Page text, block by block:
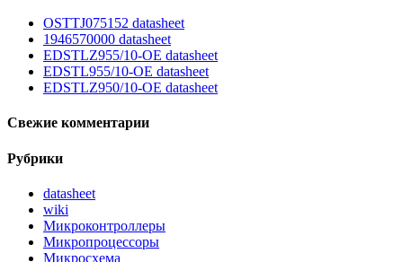
OSTTJ075152 datasheet
1946570000 datasheet
EDSTLZ955/10-OE datasheet
EDSTL955/10-OE datasheet
EDSTLZ950/10-OE datasheet
Свежие комментарии
Рубрики
datasheet
wiki
Микроконтроллеры
Микропроцессоры
Микросхема